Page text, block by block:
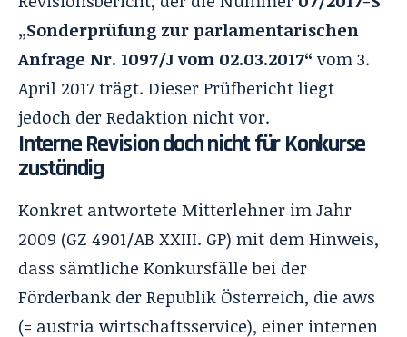
„Sonderprüfung zur parlamentarischen
Anfrage Nr. 1097/J vom 02.03.2017“ vom 3.
April 2017 trägt. Dieser Prüfbericht liegt
jedoch der Redaktion nicht vor.
Interne Revision doch nicht für Konkurse
zuständig
Konkret antwortete Mitterlehner im Jahr
2009 (GZ 4901/AB XXIII. GP) mit dem Hinweis,
dass sämtliche Konkursfälle bei der
Förderbank der Republik Österreich, die aws
(= austria wirtschaftsservice), einer internen